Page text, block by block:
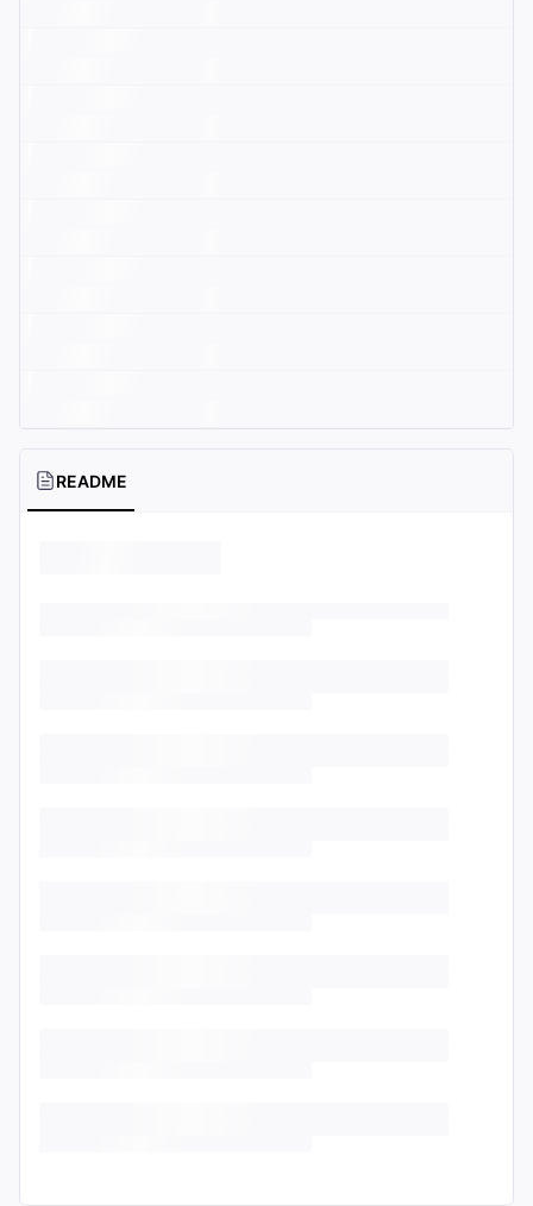
README